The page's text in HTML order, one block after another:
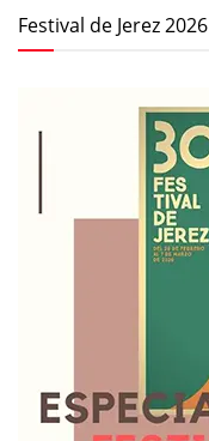
Festival de Jerez 2026